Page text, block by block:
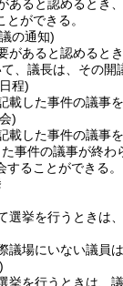
あると認めるとき
ができる。
の通知)
があると認めると
、議長は、その開
程)
載した事件の議事
)
載した事件の議事
事件の議事が終
ることができる。
選挙を行うときは
議場にいない議員
挙を行うときは、議